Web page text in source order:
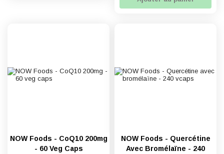
NOW Foods - CoQ10 200mg
- 60 Veg Caps
NOW Foods - Quercétine
Avec Bromélaïne - 240